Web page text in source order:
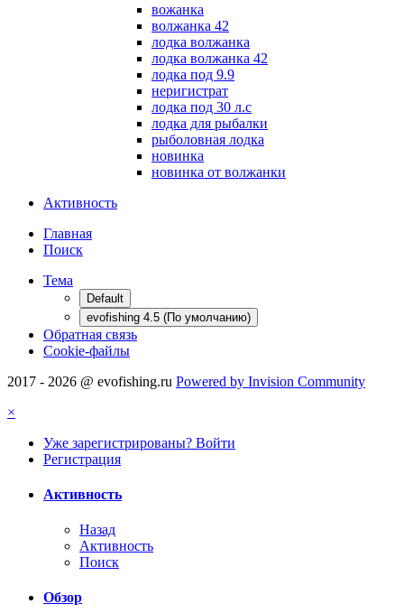
вожанка
волжанка 42
лодка волжанка
лодка волжанка 42
лодка под 9.9
неригистрат
лодка под 30 л.с
лодка для рыбалки
рыболовная лодка
новинка
новинка от волжанки
Активность
Главная
Поиск
Тема
Default
evofishing 4.5 (По умолчанию)
Обратная связь
Cookie-файлы
2017 - 2026 @ evofishing.ru Powered by Invision Community
×
Уже зарегистрированы? Войти
Регистрация
Активность
Назад
Активность
Поиск
Обзор